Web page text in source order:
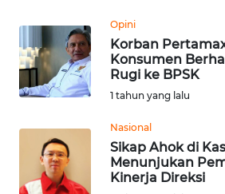
Opini
Korban
Konsumen
Rugi ke BPSK
1 tahun yang lalu
Nasional
Sikap Ahok di
Menunjukan
Kinerja Direksi
WN
DANAU
TOBA
WN
WN
LANGKAT